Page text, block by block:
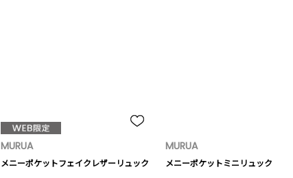
MURUA
メニーポケットフェイクレザーリュック
MURUA
メニーポケットミニリュック